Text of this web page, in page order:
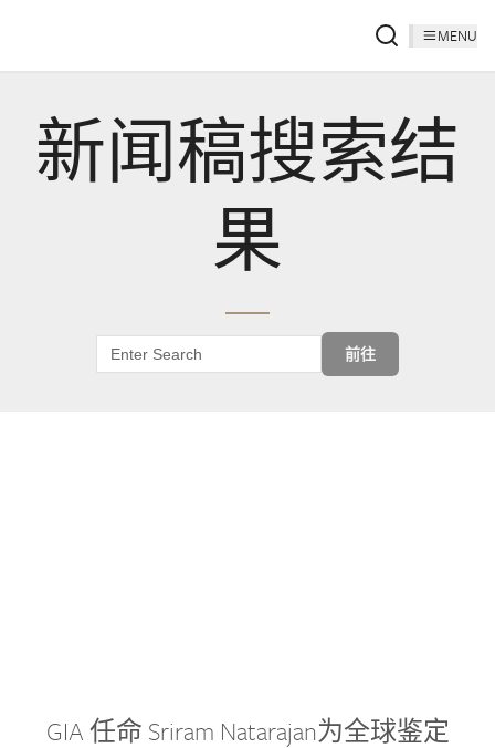
MENU
新闻稿搜索结
果
前往
GIA 任命 Sriram Natarajan为全球鉴定